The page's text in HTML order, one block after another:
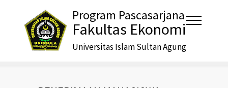
Program Pascasarjana
Fakultas Ekonomi
Universitas Islam Sultan Agung